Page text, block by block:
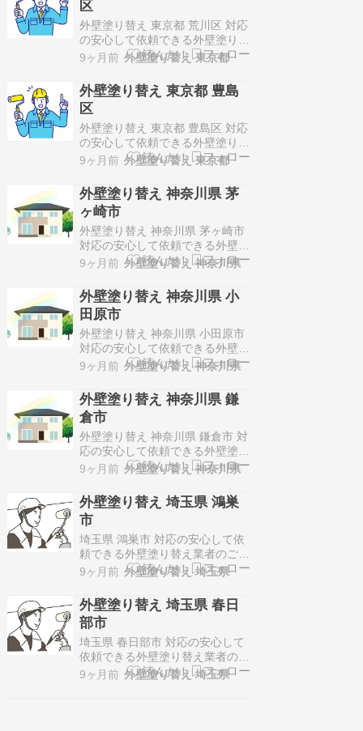
工事・塗り替えリフォームを中心
に事業展開！施工価格は100万円
～150万円代が…
区
外壁塗り替え 東京都 荒川区 対応
の安心して依頼できる外壁塗り替
え業者のご紹介！株式会社ハート
田3-5-5 ロイヤルパーク高田208
調査・施工において専門的な知識
を保有した有資格者が対応！施工
価格は100万円～150万円代が多
く、足場組立作業主任者…
9ヶ月前 外壁塗り替え 東京都
外壁塗り替え 東京都 豊島
区
外壁塗り替え 東京都 豊島区 対応
の安心して依頼できる外壁塗り替
え業者のご紹介！あさひ株式会社
21-17板橋区、豊島区、練馬区ま
たはその近郊を中心に地元密着で
サービス展開！施工価格は100万
円～150万円代が多く、一級塗装
技能士や二級塗装技…
9ヶ月前 外壁塗り替え 東京都
外壁塗り替え 神奈川県 茅
ヶ崎市
外壁塗り替え 神奈川県 茅ヶ崎市
対応の安心して依頼できる外壁塗
り替え業者のご紹介！株式会社大
郡寒川町岡田1-21-13高い顧客満
足度・リピート率！施工価格は
100万円～150万円代が多く、一
級塗装技能士や塗装科・職業訓練
指導員、足場組立作業…
9ヶ月前 外壁塗り替え 神奈川県
外壁塗り替え 神奈川県 小
田原市
外壁塗り替え 神奈川県 小田原市
対応の安心して依頼できる外壁塗
り替え業者のご紹介！株式会社浜
店・小田原店・山口店)〒230-
0071神奈川県横浜市鶴見区駒岡2
丁目2-19ヨコスカビル1 2F神奈
川県、山口県対応！施工価格は
100万円～150万円代…
9ヶ月前 外壁塗り替え 神奈川県
外壁塗り替え 神奈川県 鎌
倉市
外壁塗り替え 神奈川県 鎌倉市 対
応の安心して依頼できる外壁塗り
替え業者のご紹介！リズムペイン
247-0064神奈川県鎌倉市寺分
214‐10神奈川鎌倉市・逗子市・
藤沢市を中心に地域密着でサービ
ス展開！施工価格は100万円～
150万円代が多く、一級塗装…
9ヶ月前 外壁塗り替え 神奈川県
外壁塗り替え 埼玉県 鴻巣
市
埼玉県 鴻巣市 対応の安心して依
頼できる外壁塗り替え業者のご紹
介！株式会社ケイナスホーム〒
小室2268-125さいたま市、蓮田
市、伊奈町、上尾市を中心とした
埼玉北部エリアで、地域密着でサ
ービス展開！施工価格は100万円
～150万円代が多く、一…
9ヶ月前 外壁塗り替え 埼玉県
外壁塗り替え 埼玉県 春日
部市
埼玉県 春日部市 対応の安心して
依頼できる外壁塗り替え業者のご
紹介！株式会社ケイナスホーム〒
9ヶ月前 外壁塗り替え 埼玉県